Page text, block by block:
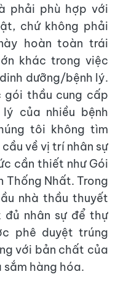
phải phù hợp với
chứ không phải
hoàn toàn trái
khác trong việc
dưỡng/bệnh lý.
gói thầu cung cấp
của nhiều bệnh
tôi không tìm
về vị trí nhân sự
cần thiết như Gói
Thống Nhất. Trong
nhà thầu thuyết
đủ nhân sự để thự
phê duyệt trúng
với bản chất của
hàng hóa.